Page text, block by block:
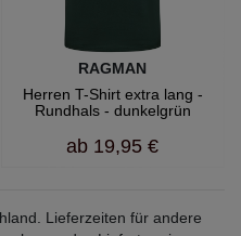
RAGMAN
Herren T-Shirt extra lang -
Rundhals - dunkelgrün
ab 19,95 €
Lieferzeiten für andere